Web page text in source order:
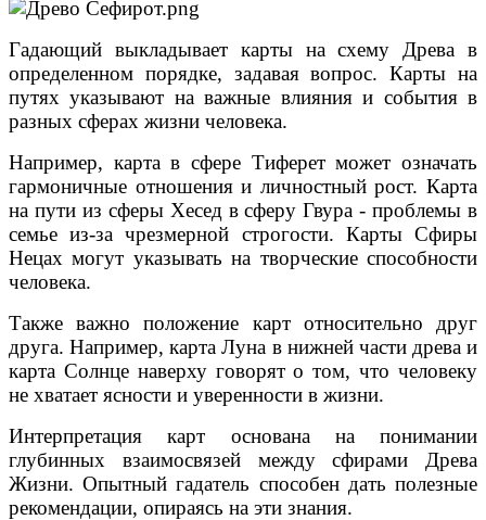
Гадающий выкладывает карты на схему Древа в
определенном порядке, задавая вопрос. Карты на
путях указывают на важные влияния и события в
разных сферах жизни человека.
Например, карта в сфере Тиферет может означать
гармоничные отношения и личностный рост. Карта
на пути из сферы Хесед в сферу Гвура - проблемы в
семье из-за чрезмерной строгости. Карты Сфиры
Нецах могут указывать на творческие способности
человека.
Также важно положение карт относительно друг
друга. Например, карта Луна в нижней части древа и
карта Солнце наверху говорят о том, что человеку
не хватает ясности и уверенности в жизни.
Интерпретация карт основана на понимании
глубинных взаимосвязей между сфирами Древа
Жизни. Опытный гадатель способен дать полезные
рекомендации, опираясь на эти знания.